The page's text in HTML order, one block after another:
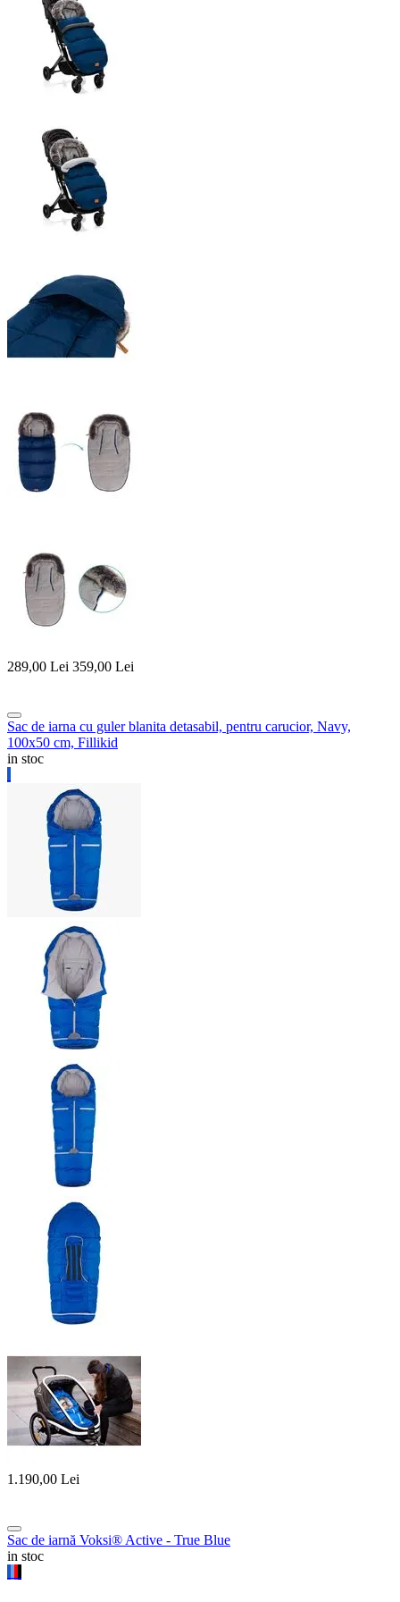
289,00 Lei 359,00 Lei
Sac de iarna cu guler blanita detasabil, pentru carucior, Navy,
100x50 cm, Fillikid
in stoc
1.190,00 Lei
Sac de iarnă Voksi® Active - True Blue
in stoc